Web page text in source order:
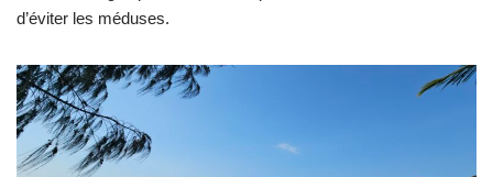
d’éviter les méduses.